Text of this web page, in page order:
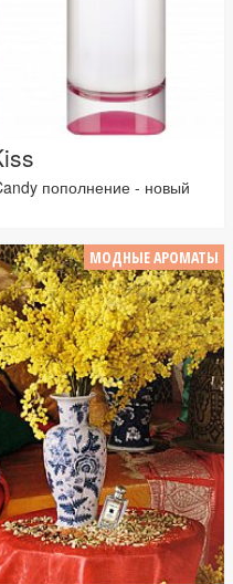
пополнение - новый
МОДНЫЕ АРОМАТЫ